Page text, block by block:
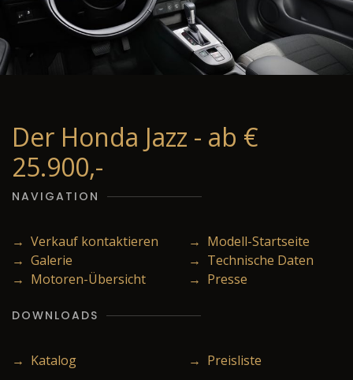
Der Honda Jazz - ab €
25.900,-
NAVIGATION
→ Verkauf kontaktieren
→ Modell-Startseite
→ Galerie
→ Technische Daten
→ Motoren-Übersicht
→ Presse
DOWNLOADS
→ Katalog → Preisliste